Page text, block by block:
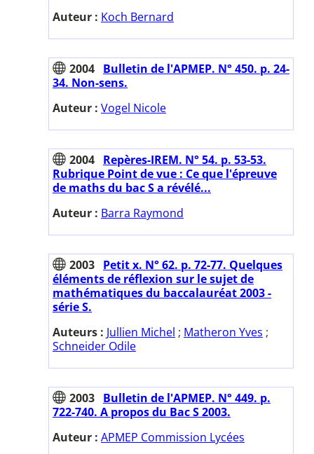
Auteur : Koch Bernard
2004 Bulletin de l'APMEP. N° 450. p. 24-
34. Non-sens.
Auteur : Vogel Nicole
2004 Repères-IREM. N° 54. p. 53-53.
Rubrique Point de vue : Ce que l'épreuve
de maths du bac S a révélé...
Auteur : Barra Raymond
2003 Petit x. N° 62. p. 72-77. Quelques
éléments de réflexion sur le sujet de
mathématiques du baccalauréat 2003 -
série S.
Auteurs : Jullien Michel ; Matheron Yves ;
Schneider Odile
2003 Bulletin de l'APMEP. N° 449. p.
722-740. A propos du Bac S 2003.
Auteur : APMEP Commission Lycées